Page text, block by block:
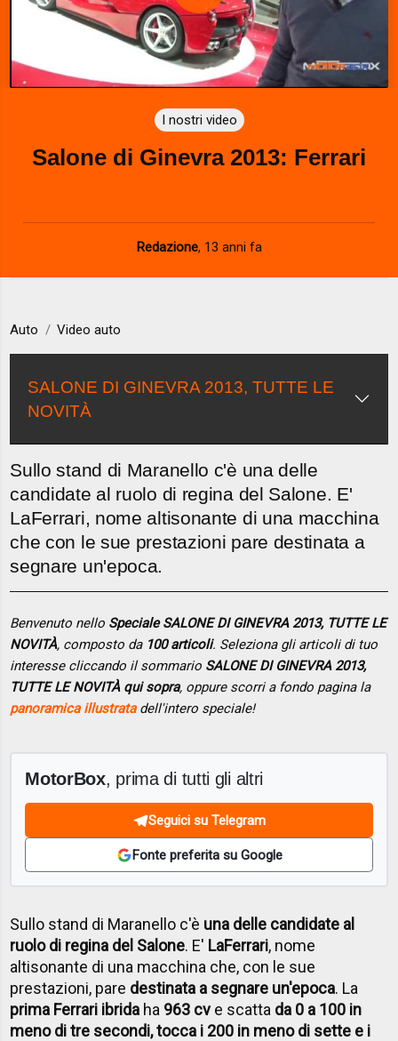
P
l
a
y
V
d
e
I nostri video
Salone di Ginevra 2013: Ferrari
Redazione, 13 anni fa
Auto Video auto
SALONE DI GINEVRA 2013, TUTTE LE
NOVITÀ
Sullo stand di Maranello c'è una delle
candidate al ruolo di regina del Salone. E'
LaFerrari, nome altisonante di una macchina
che con le sue prestazioni pare destinata a
segnare un'epoca.
Benvenuto nello Speciale SALONE DI GINEVRA 2013, TUTTE LE
NOVITÀ, composto da 100 articoli. Seleziona gli articoli di tuo
interesse cliccando il sommario SALONE DI GINEVRA 2013,
TUTTE LE NOVITÀ qui sopra, oppure scorri a fondo pagina la
panoramica illustratadell'intero speciale!
MotorBox, prima di tutti gli altri
Seguici su Telegram
Fonte preferita su Google
Sullo stand di Maranello c'è una delle candidate al
ruolo di regina del Salone. E' LaFerrari, nome
altisonante di una macchina che, con le sue
prestazioni, pare destinata a segnare un'epoca. La
prima Ferrari ibrida ha 963 cve scatta da 0 a 100 in
meno di tre secondi, tocca i 200 in meno di sette e i